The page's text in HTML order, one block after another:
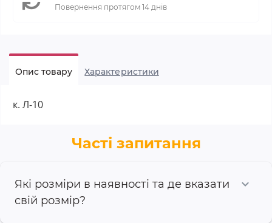
Повернення протягом 14 днів
Опис товару Характеристики
к. Л-10
Часті запитання
Які розміри в наявності та де вказати
свій розмір?